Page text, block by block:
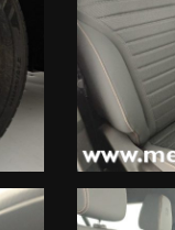
per eventuali
precedente.
di 12 mesi